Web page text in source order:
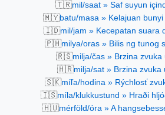
🇹🇷mil/saat » Saf suyun
🇲🇾batu/masa » Kelajuan
🇮🇩mil/jam » Kecepatan suara
🇵🇭milya/oras » Bilis ng tunog
🇷🇸milja/čas » Brzina zvuka
🇭🇷milja/sat » Brzina zvuka
🇸🇰míľa/hodina » Rýchlosť
🇮🇸míla/klukkustund » Hraði
🇭🇺mérföld/óra » A